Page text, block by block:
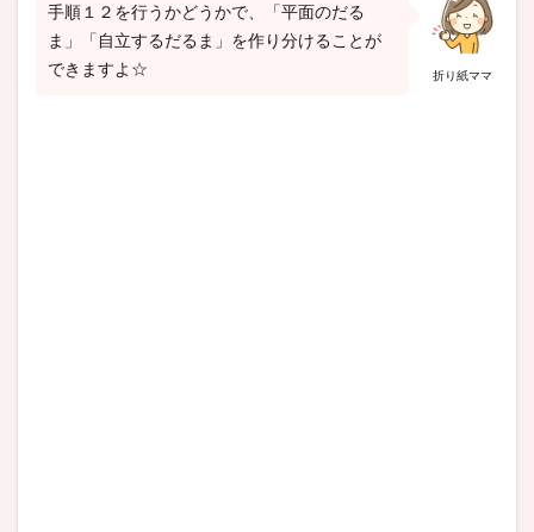
折り紙ママ
手順１２を行うかどうかで、「平面のだる
ま」「自立するだるま」を作り分けることが
できますよ☆